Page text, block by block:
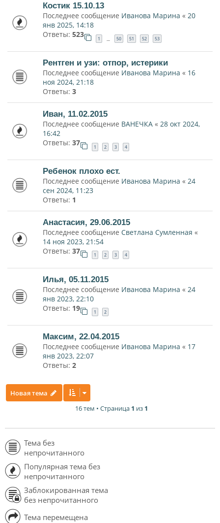
Костик 15.10.13
Последнее сообщение Иванова Марина « 20
янв 2025, 14:18
Ответы: 523 1 … 50 51 52 53
Рентген и узи: отпор, истерики
Последнее сообщение Иванова Марина « 16
ноя 2024, 21:18
Ответы: 3
Иван, 11.02.2015
Последнее сообщение ВАНЕЧКА « 28 окт 2024,
16:42
Ответы: 37 1 2 3 4
Ребенок плохо ест.
Последнее сообщение Иванова Марина « 24
сен 2024, 11:23
Ответы: 1
Анастасия, 29.06.2015
Последнее сообщение Светлана Сумленная «
14 ноя 2023, 21:54
Ответы: 37 1 2 3 4
Илья, 05.11.2015
Последнее сообщение Иванова Марина « 24
янв 2023, 22:10
Ответы: 19 1 2
Максим, 22.04.2015
Последнее сообщение Иванова Марина « 17
янв 2023, 22:07
Ответы: 2
Новая тема
16 тем • Страница 1 из 1
Тема без
непрочитанного
Популярная тема без
непрочитанного
Заблокированная тема
без непрочитанного
Тема перемещена